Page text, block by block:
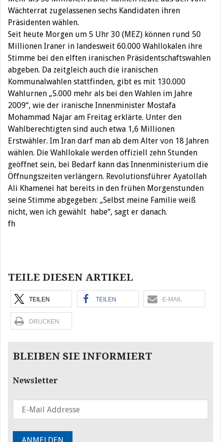
Wächterrat zugelassenen sechs Kandidaten ihren
Präsidenten wählen.
Seit heute Morgen um 5 Uhr 30 (MEZ) können rund 50
Millionen Iraner in landesweit 60.000 Wahllokalen ihre
Stimme bei den elften iranischen Präsidentschaftswahlen
abgeben. Da zeitgleich auch die iranischen
Kommunalwahlen stattfinden, gibt es mit 130.000
Wahlurnen „5.000 mehr als bei den Wahlen im Jahre
2009“, wie der iranische Innenminister Mostafa
Mohammad Najar am Freitag erklärte. Unter den
Wahlberechtigten sind auch etwa 1,6 Millionen
Erstwähler. Im Iran darf man ab dem Alter von 18 Jahren
wählen. Die Wahllokale werden offiziell zehn Stunden
geöffnet sein, bei Bedarf kann das Innenministerium die
Öffnungszeiten verlängern. Revolutionsführer Ayatollah
Ali Khamenei hat bereits in den frühen Morgenstunden
seine Stimme abgegeben: „Selbst meine Familie weiß
nicht, wen ich gewählt habe“, sagt er danach.
fh
TEILE DIESEN ARTIKEL
TEILEN TEILEN E-MAIL
DRUCKEN
BLEIBEN SIE INFORMIERT
Newsletter